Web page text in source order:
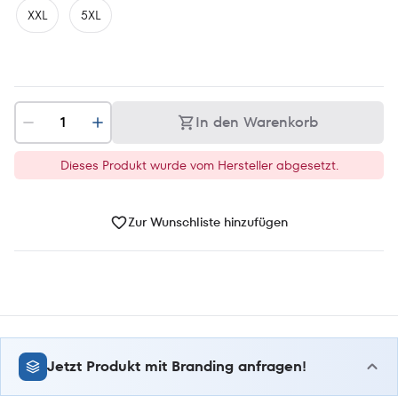
XXL 5XL
In den Warenkorb
Dieses Produkt wurde vom Hersteller abgesetzt.
Zur Wunschliste hinzufügen
Jetzt Produkt mit Branding anfragen!